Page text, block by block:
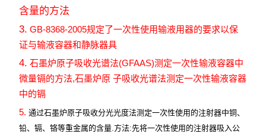
含量的方法
3. GB-8368-2005规定了一次性使用输液用器的要求以保
证与输液容器和静脉器具
4. 石墨炉原子吸收光谱法(GFAAS)测定一次性输液容器中
微量镉的方法,石墨炉原 子吸收光谱法测定一次性输液容器
中的镉
5. 通过石墨炉原子吸收分光光度法测定一次性使用的注射器中铜、
铅、镉、铬等重金属的含量.方法:先将一次性使用的注射器吸入公